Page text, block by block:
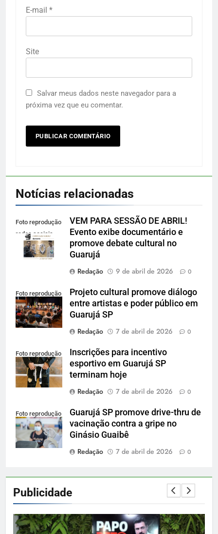
E-mail *
Site
Salvar meus dados neste navegador para a
próxima vez que eu comentar.
Notícias relacionadas
Foto reprodução
redes sociais
VEM PARA SESSÃO DE ABRIL!
Evento exibe documentário e
promove debate cultural no
Guarujá
Redação
9 de abril de 2026 0
Foto reprodução
Projeto cultural promove diálogo
entre artistas e poder público em
Guarujá SP
Redação
7 de abril de 2026 0
Foto reprodução
Inscrições para incentivo
esportivo em Guarujá SP
terminam hoje
Redação
7 de abril de 2026 0
Foto reprodução
Guarujá SP promove drive-thru de
vacinação contra a gripe no
Ginásio Guaibê
Redação
7 de abril de 2026 0
Publicidade